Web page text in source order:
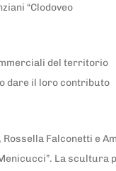
“Clodoveo
del territorio
dare il loro contributo
Falconetti e
La scultura